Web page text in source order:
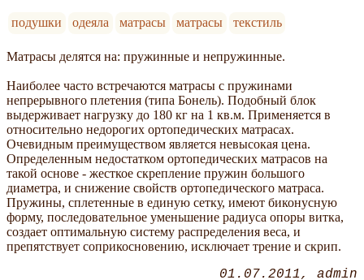
подушки одеяла матрасы матрасы текстиль
Матрасы делятся на: пружинные и непружинные.
Hаиболее часто встречаются матрасы с пружинами
непрерывного плетения (типа Бонель). Подобный блок
выдерживает нагрузку до 180 кг на 1 кв.м. Применяется в
относительно недорогих ортопедических матрасах.
Очевидным преимуществом является невысокая цена.
Определенным недостатком ортопедических матрасов на
такой основе - жесткое скрепление пружин большого
диаметра, и снижение свойств ортопедического матраса.
Пружины, сплетенные в единую сетку, имеют биконусную
форму, последовательное уменьшение радиуса опоры витка,
создает оптимальную систему распределения веса, и
препятствует соприкосновению, исключает трение и скрип.
01.07.2011 admin